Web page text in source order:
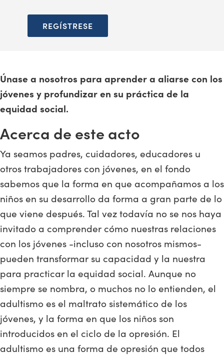
REGÍSTRESE
Únase a nosotros para aprender a aliarse con los
jóvenes y profundizar en su práctica de la
equidad social.
Acerca de este acto
Ya seamos padres, cuidadores, educadores u
otros trabajadores con jóvenes, en el fondo
sabemos que la forma en que acompañamos a los
niños en su desarrollo da forma a gran parte de lo
que viene después. Tal vez todavía no se nos haya
invitado a comprender cómo nuestras relaciones
con los jóvenes -incluso con nosotros mismos-
pueden transformar su capacidad y la nuestra
para practicar la equidad social. Aunque no
siempre se nombra, o muchos no lo entienden, el
adultismo es el maltrato sistemático de los
jóvenes, y la forma en que los niños son
introducidos en el ciclo de la opresión. El
adultismo es una forma de opresión que todos